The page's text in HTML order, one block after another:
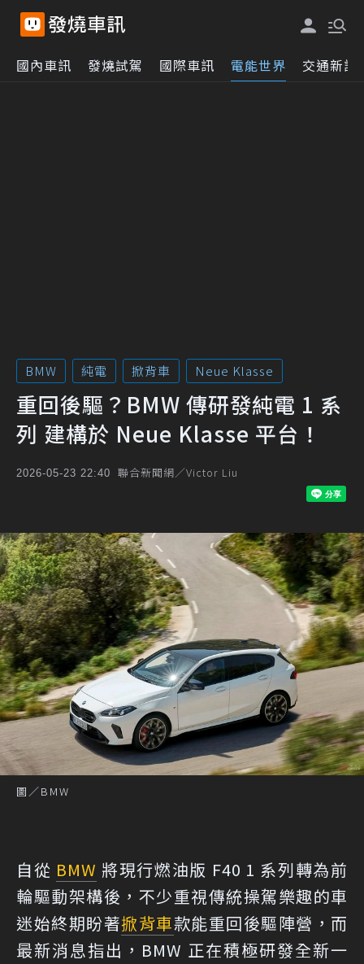
國內車訊 發燒試駕 國際車訊 電能世界 交通新訊
BMW 純電 掀背車 Neue Klasse
重回後驅？BMW 傳研發純電 1 系
列 建構於 Neue Klasse 平台！
2026-05-23 22:40 聯合新聞網／Victor Liu
圖／BMW
自從 BMW 將現行燃油版 F40 1 系列轉為前
輪驅動架構後，不少重視傳統操駕樂趣的車
迷始終期盼著掀背車款能重回後驅陣營，而
最新消息指出，BMW 正在積極研發全新一